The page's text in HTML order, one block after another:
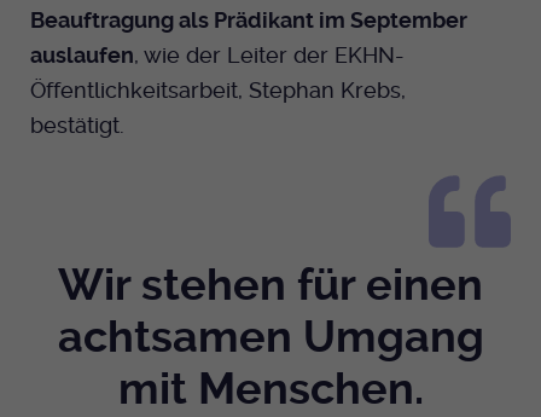
Beauftragung als Prädikant im September
auslaufen, wie der Leiter der EKHN-
Öffentlichkeitsarbeit, Stephan Krebs,
bestätigt.
Wir stehen für einen
achtsamen Umgang
mit Menschen.